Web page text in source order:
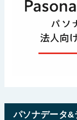
パソナデータ